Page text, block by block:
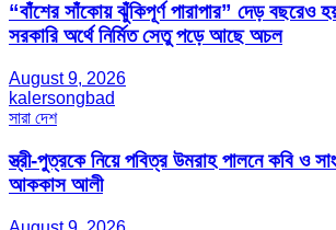
“বাঁশের সাঁকোয় ঝুঁকিপূর্ণ পারাপার” দেড় বছরেও
সরকারি অর্থে নির্মিত সেতু পড়ে আছে অচল
August 9, 2026
kalersongbad
সারা দেশ
স্ত্রী-পুত্রকে নিয়ে পবিত্র উমরাহ পালনে কবি ও
আককাস আলী